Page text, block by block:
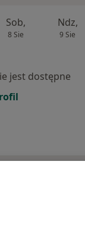
Sob,
8 Sie
Ndz,
9 Sie
jest dostępne